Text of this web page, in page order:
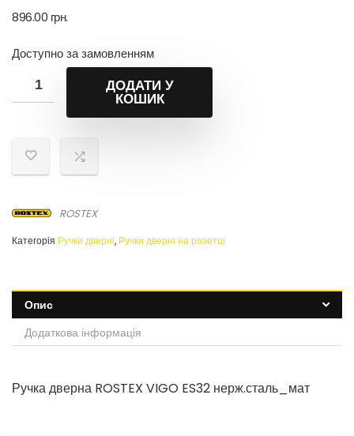
896.00 грн.
Доступно за замовленням
ДОДАТИ У
КОШИК
ROSTEX
Категорія Ручки дверні, Ручки дверні на розетці
Опис
Додаткова інформація
Ручка дверна ROSTEX VIGO ES32 нерж.сталь_мат